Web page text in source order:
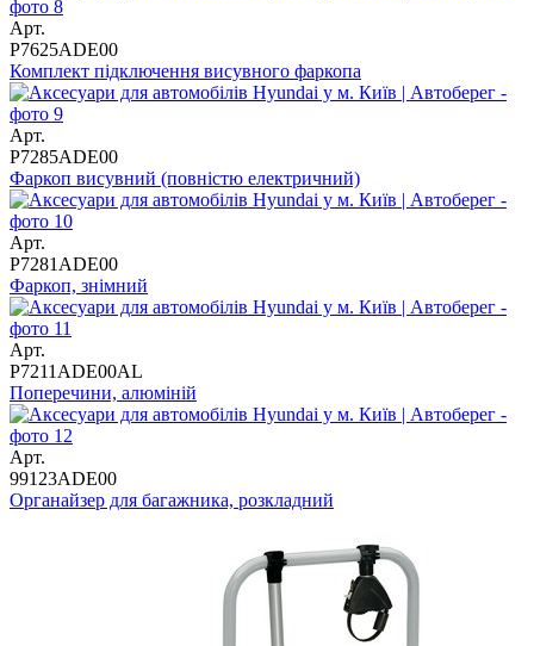
Арт.
P7625ADE00
Комплект підключення висувного фаркопа
Арт.
P7285ADE00
Фаркоп висувний (повністю електричний)
Арт.
P7281ADE00
Фаркоп, знімний
Арт.
P7211ADE00AL
Поперечини, алюміній
Арт.
99123ADE00
Органайзер для багажника, розкладний